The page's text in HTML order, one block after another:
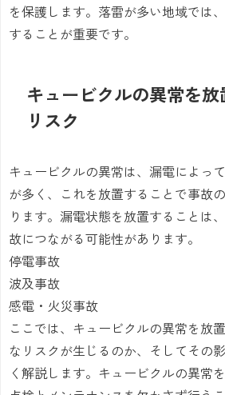
を保護します。落雷が多い地域では
することが重要です。
キュービクルの異常を
リスク
キュービクルの異常は、漏電によっ
が多く、これを放置することで事故
ります。漏電状態を放置することは
故につながる可能性があります。
停電事故
波及事故
感電・火災事故
ここでは、キュービクルの異常を放
なリスクが生じるのか、そしてその
く解説します。キュービクルの異常